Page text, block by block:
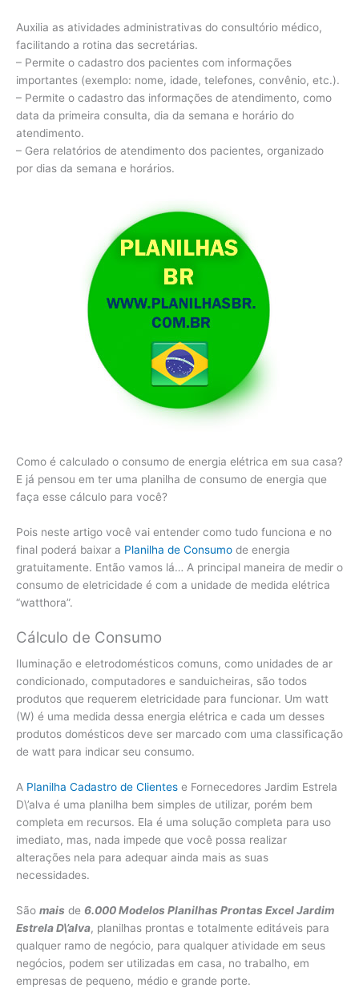
Auxilia as atividades administrativas do consultório médico,
facilitando a rotina das secretárias.
– Permite o cadastro dos pacientes com informações
importantes (exemplo: nome, idade, telefones, convênio, etc.).
– Permite o cadastro das informações de atendimento, como
data da primeira consulta, dia da semana e horário do
atendimento.
– Gera relatórios de atendimento dos pacientes, organizado
por dias da semana e horários.
Como é calculado o consumo de energia elétrica em sua casa?
E já pensou em ter uma planilha de consumo de energia que
faça esse cálculo para você?
Pois neste artigo você vai entender como tudo funciona e no
final poderá baixar a Planilha de Consumo de energia
gratuitamente. Então vamos lá… A principal maneira de medir o
consumo de eletricidade é com a unidade de medida elétrica
“watthora”.
Cálculo de Consumo
Iluminação e eletrodomésticos comuns, como unidades de ar
condicionado, computadores e sanduicheiras, são todos
produtos que requerem eletricidade para funcionar. Um watt
(W) é uma medida dessa energia elétrica e cada um desses
produtos domésticos deve ser marcado com uma classificação
de watt para indicar seu consumo.
A Planilha Cadastro de Clientes e Fornecedores Jardim Estrela
D\’alva é uma planilha bem simples de utilizar, porém bem
completa em recursos. Ela é uma solução completa para uso
imediato, mas, nada impede que você possa realizar
alterações nela para adequar ainda mais as suas
necessidades.
São mais de 6.000 Modelos Planilhas Prontas Excel Jardim
Estrela D\’alva, planilhas prontas e totalmente editáveis para
qualquer ramo de negócio, para qualquer atividade em seus
negócios, podem ser utilizadas em casa, no trabalho, em
empresas de pequeno, médio e grande porte.